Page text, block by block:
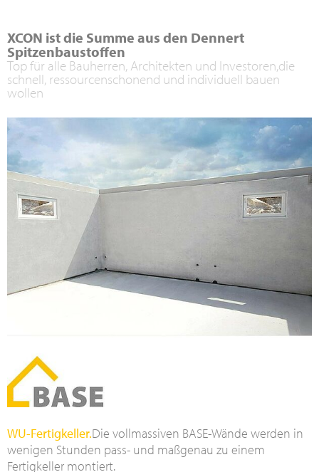
XCON ist die Summe aus den Dennert
Spitzenbaustoffen
Top für alle Bauherren, Architekten und Investoren,die
schnell, ressourcenschonend und individuell bauen
wollen
WU-Fertigkeller.Die vollmassiven BASE-Wände werden in
wenigen Stunden pass- und maßgenau zu einem
Fertigkeller montiert.